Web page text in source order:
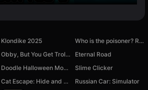
Klondike 2025
Who is the poisoner? Restaurant secrets
Obby, But You Get Trolled
Eternal Road
Doodle Halloween Momo Cat : Sea Magic
Slime Clicker
Cat Escape: Hide and Seek
Russian Car: Simulator